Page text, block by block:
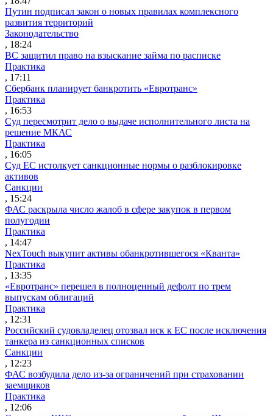
Путин подписал закон о новых правилах комплексного
развития территорий
Законодательство
, 18:24
ВС защитил право на взыскание займа по расписке
Практика
, 17:11
Сбербанк планирует банкротить «Евротранс»
Практика
, 16:53
Суд пересмотрит дело о выдаче исполнительного листа на
решение МКАС
Практика
, 16:05
Суд ЕС истолкует санкционные нормы о разблокировке
активов
Санкции
, 15:24
ФАС раскрыла число жалоб в сфере закупок в первом
полугодии
Практика
, 14:47
NexTouch выкупит активы обанкротившегося «Кванта»
Практика
, 13:35
«Евротранс» перешел в полноценный дефолт по трем
выпускам облигаций
Практика
, 12:31
Российский судовладелец отозвал иск к ЕС после исключения
танкера из санкционных списков
Санкции
, 12:23
ФАС возбудила дело из-за ограничений при страховании
заемщиков
Практика
, 12:06